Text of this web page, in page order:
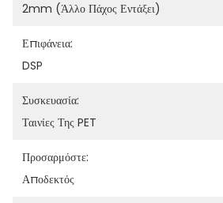
2mm (άλλο Πάχος Εντάξει)
Επιφάνεια:
DSP
Συσκευασία:
Ταινίες Της PET
Προσαρμόστε:
Αποδεκτός